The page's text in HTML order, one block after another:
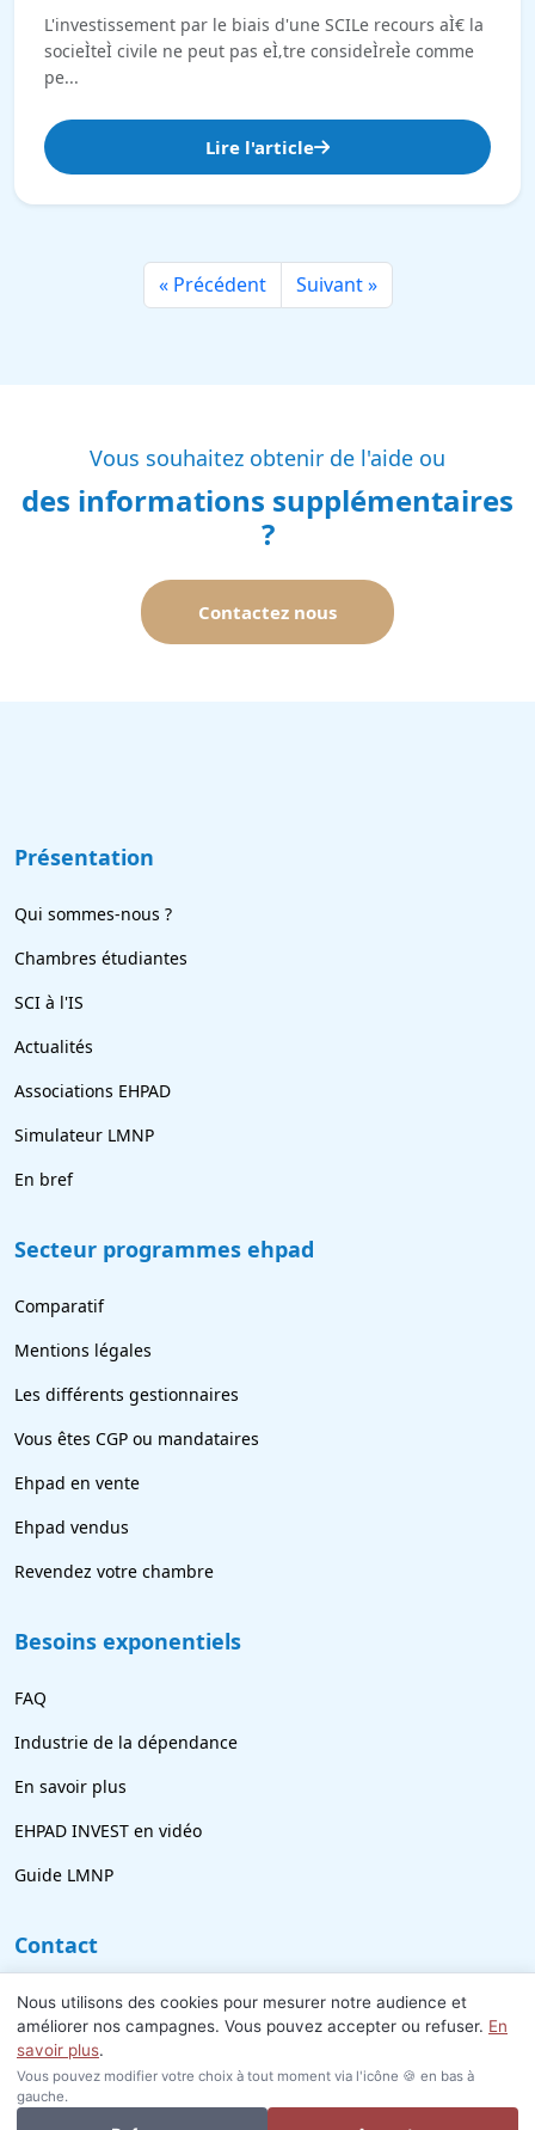
L'investissement par le biais d'une SCILe recours aÌ€ la
socieÌteÌ civile ne peut pas eÌ‚tre consideÌreÌe comme
pe...
Lire l'article
« Précédent Suivant »
Vous souhaitez obtenir de l'aide ou
des informations supplémentaires
?
Contactez nous
Présentation
Qui sommes-nous ?
Chambres étudiantes
SCI à l'IS
Actualités
Associations EHPAD
Simulateur LMNP
En bref
Secteur programmes ehpad
Comparatif
Mentions légales
Les différents gestionnaires
Vous êtes CGP ou mandataires
Ehpad en vente
Ehpad vendus
Revendez votre chambre
Besoins exponentiels
FAQ
Industrie de la dépendance
En savoir plus
EHPAD INVEST en vidéo
Guide LMNP
Contact
09 77 21 69 18
info@ehpad-invest.fr
Je veux investir ou revendre
Nous utilisons des cookies pour mesurer notre audience et
améliorer nos campagnes. Vous pouvez accepter ou refuser. En
savoir plus.
Vous pouvez modifier votre choix à tout moment via l'icône 🍪 en bas à
gauche.